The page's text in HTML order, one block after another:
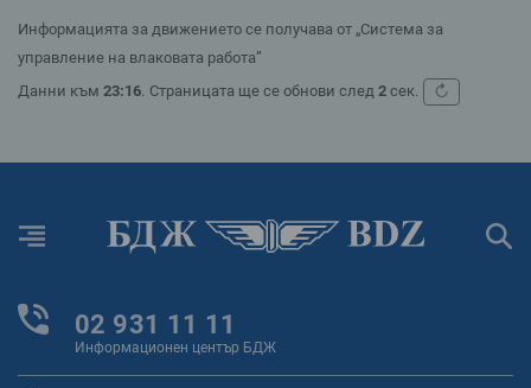
Информацията за движението се получава от „Система за
управление на влаковата работа”
Данни към 23:16. Страницата ще се обнови след 2 сек.
↻
02 931 11 11
Информационен център БДЖ